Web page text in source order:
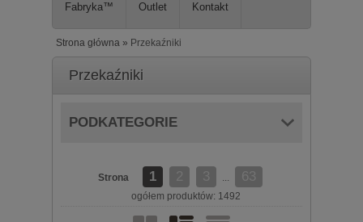
Fabryka™ Outlet Kontakt
Strona główna » Przekaźniki
Przekaźniki
PODKATEGORIE
Strona 1 ...
ogółem produktów: 1492